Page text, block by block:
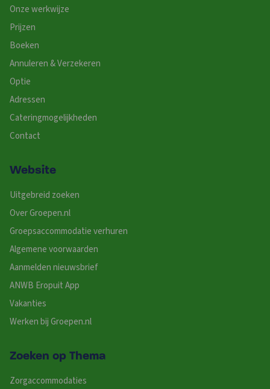
Onze werkwijze
Prijzen
Boeken
Annuleren & Verzekeren
Optie
Adressen
Cateringmogelijkheden
Contact
Website
Uitgebreid zoeken
Over Groepen.nl
Groepsaccommodatie verhuren
Algemene voorwaarden
Aanmelden nieuwsbrief
ANWB Eropuit App
Vakanties
Werken bij Groepen.nl
Zoeken op Thema
Zorgaccommodaties